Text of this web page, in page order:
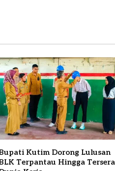
Kutim Dorong Lulusan
Terpantau Hingga